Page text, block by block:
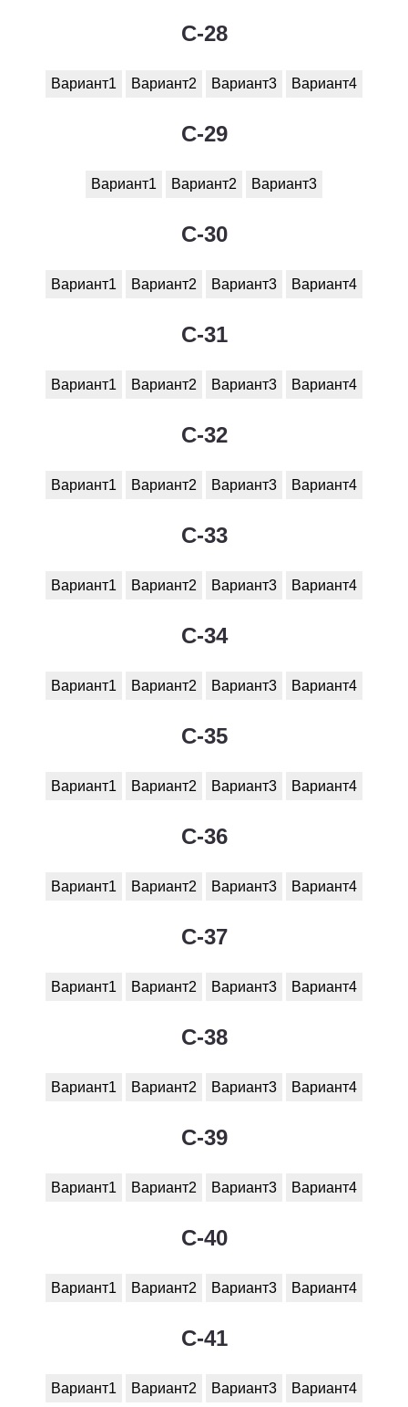
C-28
Вариант1 Вариант2 Вариант3 Вариант4
C-29
Вариант1 Вариант2 Вариант3
C-30
Вариант1 Вариант2 Вариант3 Вариант4
C-31
Вариант1 Вариант2 Вариант3 Вариант4
C-32
Вариант1 Вариант2 Вариант3 Вариант4
C-33
Вариант1 Вариант2 Вариант3 Вариант4
C-34
Вариант1 Вариант2 Вариант3 Вариант4
C-35
Вариант1 Вариант2 Вариант3 Вариант4
C-36
Вариант1 Вариант2 Вариант3 Вариант4
C-37
Вариант1 Вариант2 Вариант3 Вариант4
C-38
Вариант1 Вариант2 Вариант3 Вариант4
C-39
Вариант1 Вариант2 Вариант3 Вариант4
C-40
Вариант1 Вариант2 Вариант3 Вариант4
C-41
Вариант1 Вариант2 Вариант3 Вариант4